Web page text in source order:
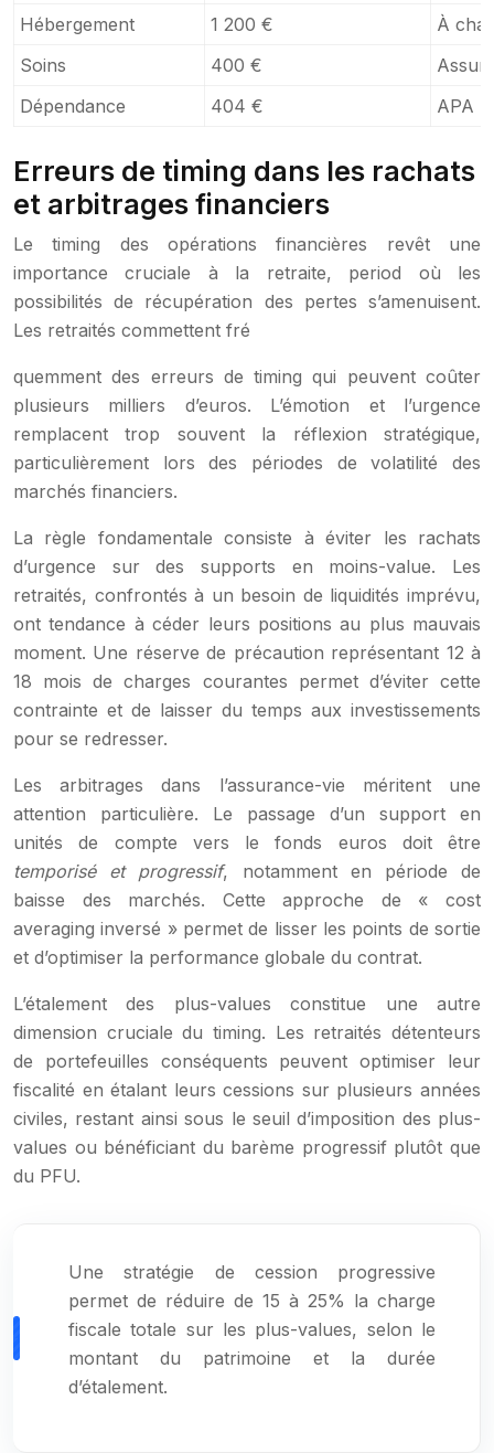
Hébergement
1 200 €
À
Soins
400 €
Dépendance
404 € APA
Erreurs de timing dans les rachats
et arbitrages financiers
Le timing des opérations financières revêt une
importance cruciale à la retraite, period où les
possibilités de récupération des pertes s’amenuisent.
Les retraités commettent fré
quemment des erreurs de timing qui peuvent coûter
plusieurs milliers d’euros. L’émotion et l’urgence
remplacent trop souvent la réflexion stratégique,
particulièrement lors des périodes de volatilité des
marchés financiers.
La règle fondamentale consiste à éviter les rachats
d’urgence sur des supports en moins-value. Les
retraités, confrontés à un besoin de liquidités imprévu,
ont tendance à céder leurs positions au plus mauvais
moment. Une réserve de précaution représentant 12 à
18 mois de charges courantes permet d’éviter cette
contrainte et de laisser du temps aux investissements
pour se redresser.
Les arbitrages dans l’assurance-vie méritent une
attention particulière. Le passage d’un support en
unités de compte vers le fonds euros doit être
temporisé et progressif, notamment en période de
baisse des marchés. Cette approche de « cost
averaging inversé » permet de lisser les points de sortie
et d’optimiser la performance globale du contrat.
L’étalement des plus-values constitue une autre
dimension cruciale du timing. Les retraités détenteurs
de portefeuilles conséquents peuvent optimiser leur
fiscalité en étalant leurs cessions sur plusieurs années
civiles, restant ainsi sous le seuil d’imposition des plus-
values ou bénéficiant du barème progressif plutôt que
du PFU.
Une stratégie de cession progressive
permet de réduire de 15 à 25% la charge
fiscale totale sur les plus-values, selon le
montant du patrimoine et la durée
d’étalement.